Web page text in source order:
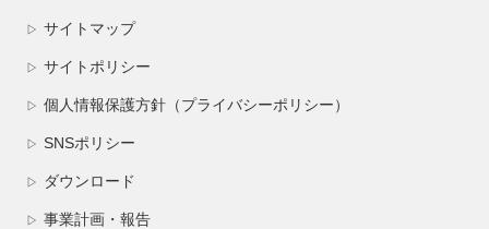
▷ サイトマップ
▷ サイトポリシー
▷ 個人情報保護方針（プライバシーポリシー）
▷ SNSポリシー
▷ ダウンロード
▷ 事業計画・報告